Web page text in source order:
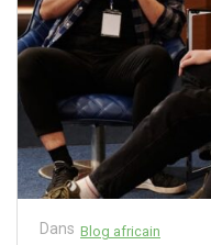
Dans Blog africain